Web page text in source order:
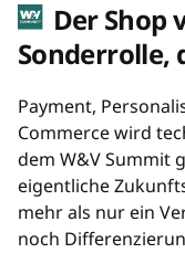
Der Shop
Sonderrolle,
Payment,
Commerce wird
dem W&V Summit
eigentliche
mehr als nur ein
noch